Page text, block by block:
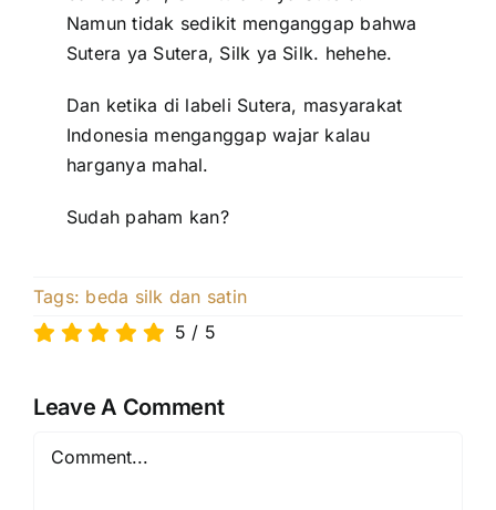
Namun tidak sedikit menganggap bahwa
Sutera ya Sutera, Silk ya Silk. hehehe.
Dan ketika di labeli Sutera, masyarakat
Indonesia menganggap wajar kalau
harganya mahal.
Sudah paham kan?
Tags: beda silk dan satin
5 / 5
Leave A Comment